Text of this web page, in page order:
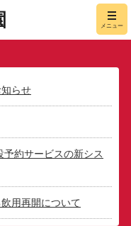
メニュー
らせ
予約サービスの新シス
用再開について